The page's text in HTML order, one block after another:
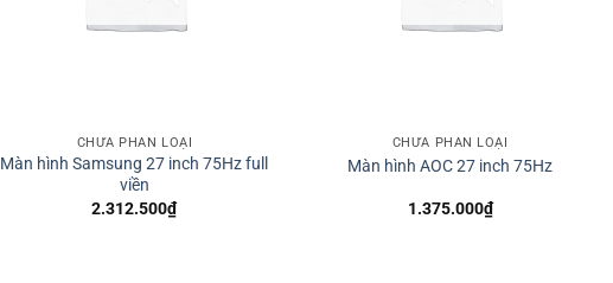
CHƯA PHÂN LOẠI
Màn hình Samsung 27 inch 75Hz full
viền
2.312.500₫
CHƯA PHÂN LOẠI
Màn hình AOC 27 inch 75Hz
1.375.000₫